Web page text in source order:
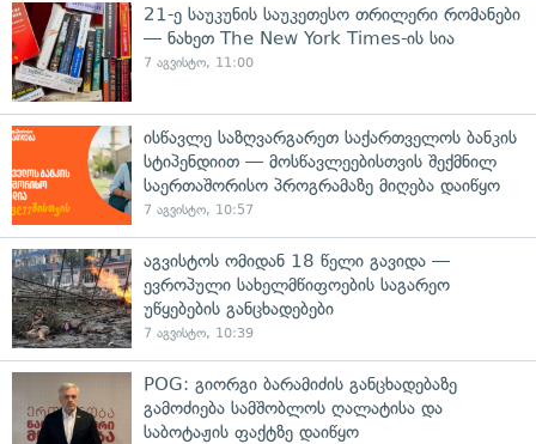
21-ე საუკუნის საუკეთესო თრილერი რომანები
— ნახეთ The New York Times-ის სია
7 აგვისტო, 11:00
ისწავლე საზღვარგარეთ საქართველოს ბანკის
სტიპენდიით — მოსწავლეებისთვის შექმნილ
საერთაშორისო პროგრამაზე მიღება დაიწყო
7 აგვისტო, 10:57
აგვისტოს ომიდან 18 წელი გავიდა —
ევროპული სახელმწიფოების საგარეო
უწყებების განცხადებები
7 აგვისტო, 10:39
POG: გიორგი ბარამიძის განცხადებაზე
გამოძიება სამშობლოს ღალატისა და
საბოტაჟის ფაქტზე დაიწყო